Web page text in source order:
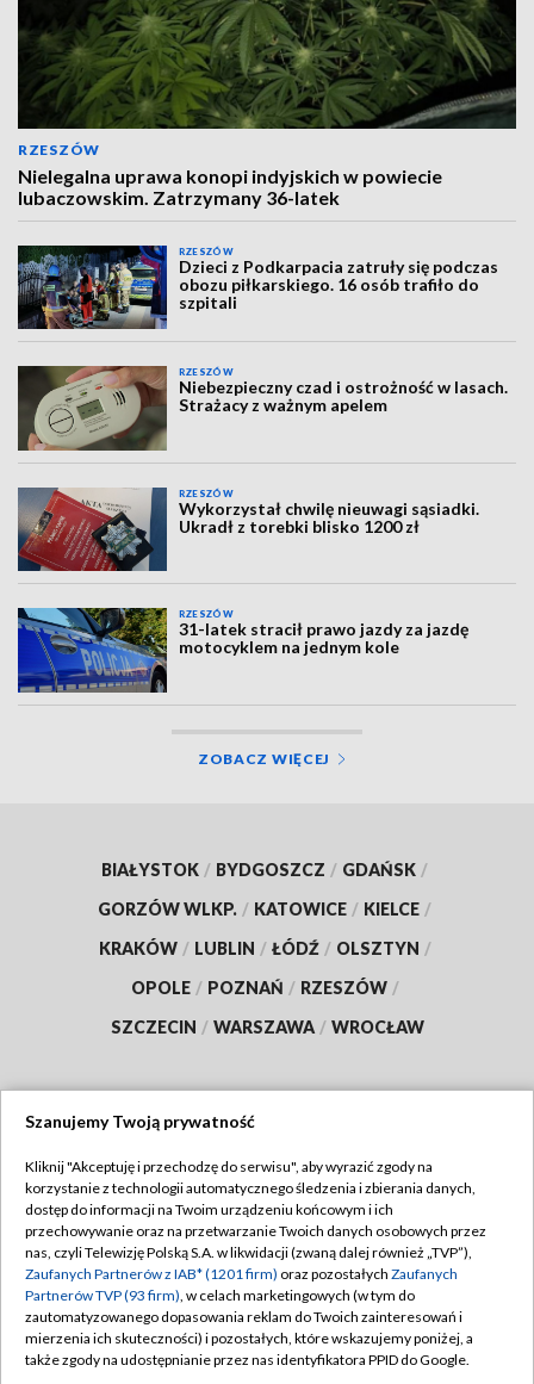
RZESZÓW
Nielegalna uprawa konopi indyjskich w powiecie
lubaczowskim. Zatrzymany 36-latek
RZESZÓW
Dzieci z Podkarpacia zatruły się podczas
obozu piłkarskiego. 16 osób trafiło do
szpitali
RZESZÓW
Niebezpieczny czad i ostrożność w lasach.
Strażacy z ważnym apelem
RZESZÓW
Wykorzystał chwilę nieuwagi sąsiadki.
Ukradł z torebki blisko 1200 zł
RZESZÓW
31-latek stracił prawo jazdy za jazdę
motocyklem na jednym kole
ZOBACZ WIĘCEJ
BIAŁYSTOK / BYDGOSZCZ / GDAŃSK /
GORZÓW WLKP. / KATOWICE / KIELCE /
KRAKÓW / LUBLIN / ŁÓDŹ / OLSZTYN /
OPOLE / POZNAŃ / RZESZÓW /
SZCZECIN / WARSZAWA / WROCŁAW
TVP
Abonament TVP
Emisja w TVP
Centrum informacji TVP
Naziemna Telewizja Cyfrowa
Regulamin TVP
Polityka prywatności
Moje zgody
Pomoc
Szanujemy Twoją prywatność
Kliknij "Akceptuję i przechodzę do serwisu", aby wyrazić zgody na
korzystanie z technologii automatycznego śledzenia i zbierania danych,
dostęp do informacji na Twoim urządzeniu końcowym i ich
przechowywanie oraz na przetwarzanie Twoich danych osobowych przez
nas, czyli Telewizję Polską S.A. w likwidacji (zwaną dalej również „TVP”),
Zaufanych Partnerów z IAB* (1201 firm) oraz pozostałych Zaufanych
Partnerów TVP (93 firm), w celach marketingowych (w tym do
zautomatyzowanego dopasowania reklam do Twoich zainteresowań i
mierzenia ich skuteczności) i pozostałych, które wskazujemy poniżej, a
także zgody na udostępnianie przez nas identyfikatora PPID do Google.